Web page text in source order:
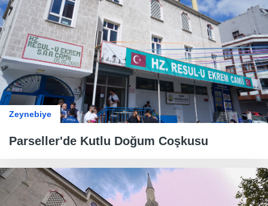
Zeynebiye
​​​​​​​Parseller'de Kutlu Doğum Coşkusu